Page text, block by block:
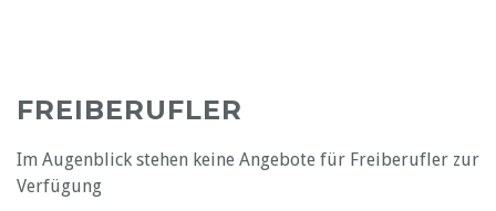
FREIBERUFLER
Im Augenblick stehen keine Angebote für Freiberufler zur
Verfügung